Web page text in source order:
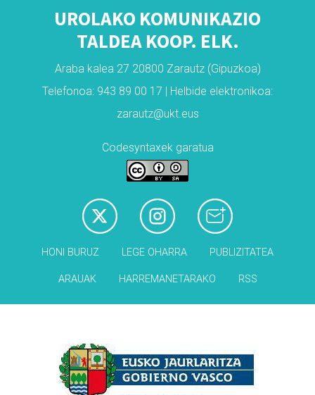
UROLAKO KOMUNIKAZIO
TALDEA KOOP. ELK.
Araba kalea 27 20800 Zarautz (Gipuzkoa)
Telefonoa: 943 89 00 17 | Helbide elektronikoa:
zarautz@ukt.eus
Codesyntaxek garatua
HONI BURUZ LEGE OHARRA PUBLIZITATEA
ARAUAK HARREMANETARAKO RSS